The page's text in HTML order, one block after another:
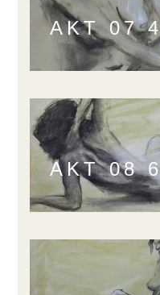
AKT 07
AKT 08